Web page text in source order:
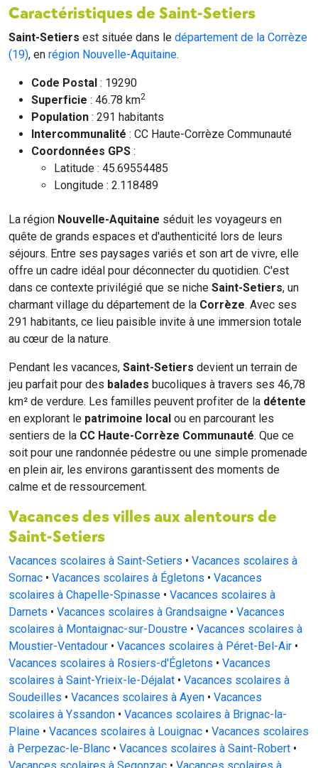
Caractéristiques de Saint-Setiers
Saint-Setiers est située dans le département de la Corrèze
(19), en région Nouvelle-Aquitaine.
Code Postal : 19290
Superficie : 46.78 km2
Population : 291 habitants
Intercommunalité : CC Haute-Corrèze Communauté
Coordonnées GPS :
Latitude : 45.69554485
Longitude : 2.118489
La région Nouvelle-Aquitaine séduit les voyageurs en
quête de grands espaces et d'authenticité lors de leurs
séjours. Entre ses paysages variés et son art de vivre, elle
offre un cadre idéal pour déconnecter du quotidien. C'est
dans ce contexte privilégié que se niche Saint-Setiers, un
charmant village du département de la Corrèze. Avec ses
291 habitants, ce lieu paisible invite à une immersion totale
au cœur de la nature.
Pendant les vacances, Saint-Setiers devient un terrain de
jeu parfait pour des balades bucoliques à travers ses 46,78
km² de verdure. Les familles peuvent profiter de la détente
en explorant le patrimoine local ou en parcourant les
sentiers de la CC Haute-Corrèze Communauté. Que ce
soit pour une randonnée pédestre ou une simple promenade
en plein air, les environs garantissent des moments de
calme et de ressourcement.
Vacances des villes aux alentours de
Saint-Setiers
Vacances scolaires à Saint-Setiers • Vacances scolaires à
Sornac • Vacances scolaires à Égletons • Vacances
scolaires à Chapelle-Spinasse • Vacances scolaires à
Darnets • Vacances scolaires à Grandsaigne • Vacances
scolaires à Montaignac-sur-Doustre • Vacances scolaires à
Moustier-Ventadour • Vacances scolaires à Péret-Bel-Air •
Vacances scolaires à Rosiers-d'Égletons • Vacances
scolaires à Saint-Yrieix-le-Déjalat • Vacances scolaires à
Soudeilles • Vacances scolaires à Ayen • Vacances
scolaires à Yssandon • Vacances scolaires à Brignac-la-
Plaine • Vacances scolaires à Louignac • Vacances scolaires
à Perpezac-le-Blanc • Vacances scolaires à Saint-Robert •